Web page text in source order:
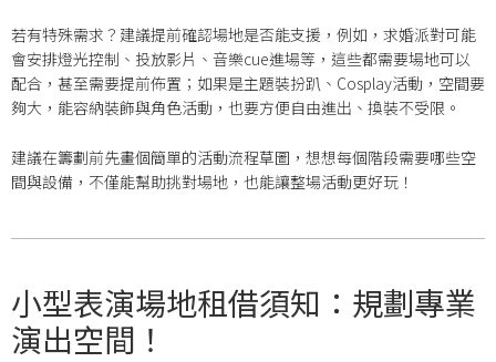
若有特殊需求？建議提前確認場地是否能支援，例如，求婚派對可能
會安排燈光控制、投放影片、音樂cue進場等，這些都需要場地可以
配合，甚至需要提前佈置；如果是主題裝扮趴、Cosplay活動，空間要
夠大，能容納裝飾與角色活動，也要方便自由進出、換裝不受限。
建議在籌劃前先畫個簡單的活動流程草圖，想想每個階段需要哪些空
間與設備，不僅能幫助挑對場地，也能讓整場活動更好玩！
小型表演場地租借須知：規劃專業
演出空間！